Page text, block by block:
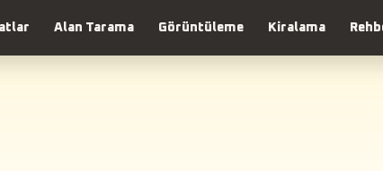
Alan Tarama Görüntüleme Kiralama